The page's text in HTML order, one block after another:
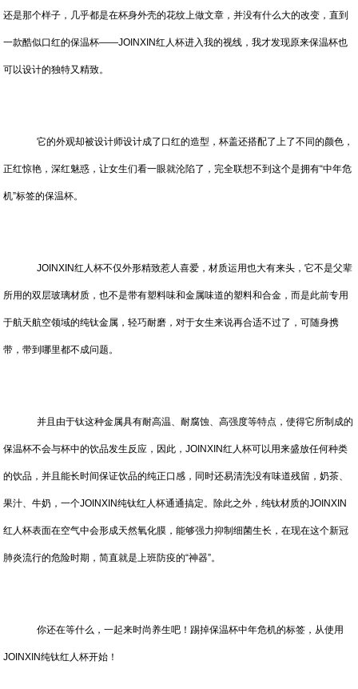
还是那个样子，几乎都是在杯身外壳的花纹上做文章，并没有什么大的改变，直到
一款酷似口红的保温杯——JOINXIN红人杯进入我的视线，我才发现原来保温杯也
可以设计的独特又精致。
它的外观却被设计师设计成了口红的造型，杯盖还搭配了上了不同的颜色，
正红惊艳，深红魅惑，让女生们看一眼就沦陷了，完全联想不到这个是拥有“中年危
机”标签的保温杯。
JOINXIN红人杯不仅外形精致惹人喜爱，材质运用也大有来头，它不是父辈
所用的双层玻璃材质，也不是带有塑料味和金属味道的塑料和合金，而是此前专用
于航天航空领域的纯钛金属，轻巧耐磨，对于女生来说再合适不过了，可随身携
带，带到哪里都不成问题。
并且由于钛这种金属具有耐高温、耐腐蚀、高强度等特点，使得它所制成的
保温杯不会与杯中的饮品发生反应，因此，JOINXIN红人杯可以用来盛放任何种类
的饮品，并且能长时间保证饮品的纯正口感，同时还易清洗没有味道残留，奶茶、
果汁、牛奶，一个JOINXIN纯钛红人杯通通搞定。除此之外，纯钛材质的JOINXIN
红人杯表面在空气中会形成天然氧化膜，能够强力抑制细菌生长，在现在这个新冠
肺炎流行的危险时期，简直就是上班防疫的“神器”。
你还在等什么，一起来时尚养生吧！踢掉保温杯中年危机的标签，从使用
JOINXIN纯钛红人杯开始！